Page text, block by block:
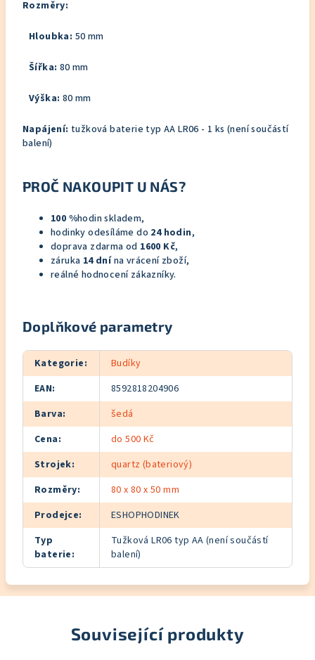
Rozměry:
Hloubka: 50 mm
Šířka: 80 mm
Výška: 80 mm
Napájení: tužková baterie typ AA LR06 - 1 ks (není součástí
balení)
PROČ NAKOUPIT U NÁS?
100 %hodin skladem,
hodinky odesíláme do 24 hodin,
doprava zdarma od 1600 Kč,
záruka 14 dnína vrácení zboží,
reálné hodnocení zákazníky.
Doplňkové parametry
Kategorie:
Budíky
EAN:
8592818204906
Barva:
šedá
Cena:
do 500 Kč
Strojek:
quartz (bateriový)
Rozměry:
80 x 80 x 50 mm
Prodejce:
ESHOPHODINEK
Typ
baterie:
Tužková LR06 typ AA (není součástí
balení)
Související produkty